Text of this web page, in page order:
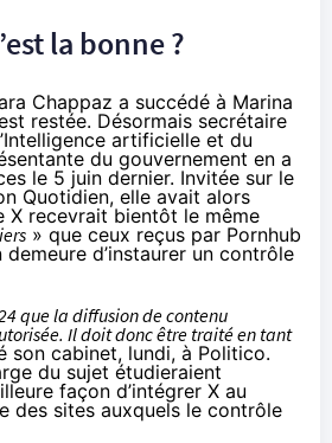
la bonne ?
Chappaz a succédé à Marina
restée. Désormais secrétaire
artificielle et du
du gouvernement en a
le 5 juin dernier. Invitée sur le
Quotidien, elle avait alors
X recevrait bientôt le même
» que ceux reçus par Pornhub
d’instaurer un contrôle
que la diffusion de contenu
Il doit donc être traité en tant
son cabinet, lundi, à Politico.
du sujet étudieraient
façon d’intégrer X au
des sites auxquels le contrôle